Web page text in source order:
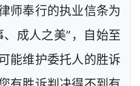
师奉行的执业信条为
成人之美”，自始至
能维护委托人的胜诉